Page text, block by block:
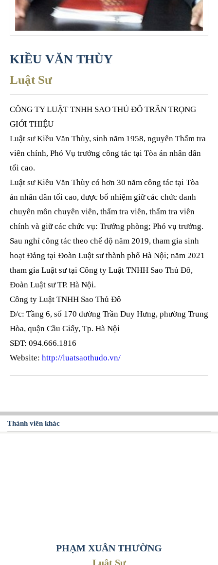
KIỀU VĂN THÙY
Luật Sư
CÔNG TY LUẬT TNHH SAO THỦ ĐÔ TRÂN TRỌNG
GIỚI THIỆU
Luật sư Kiều Văn Thùy, sinh năm 1958, nguyên Thẩm tra
viên chính, Phó Vụ trưởng công tác tại Tòa án nhân dân
tối сао.
Luật sư Kiều Văn Thùy có hơn 30 năm công tác tại Tòa
án nhân dân tối cao, được bổ nhiệm giữ các chức danh
chuyên môn chuyên viên, thẩm tra viên, thẩm tra viên
chính và giữ các chức vụ: Trưởng phòng; Phó vụ trưởng.
Sau nghỉ công tác theo chế độ năm 2019, tham gia sinh
hoạt Đảng tại Đoàn Luật sư thành phố Hà Nội; năm 2021
tham gia Luật sư tại Công ty Luật TNHH Sao Thủ Đô,
Đoàn Luật sư TP. Hà Nội.
Công ty Luật TNHH Sao Thủ Đô
Đ/c: Tầng 6, số 170 đường Trần Duy Hưng, phường Trung
Hòa, quận Cầu Giấy, Tp. Hà Nội
SĐT: 094.666.1816
Website: http://luatsaothudo.vn/
Thành viên khác
PHẠM XUÂN THƯỜNG
Luật Sư